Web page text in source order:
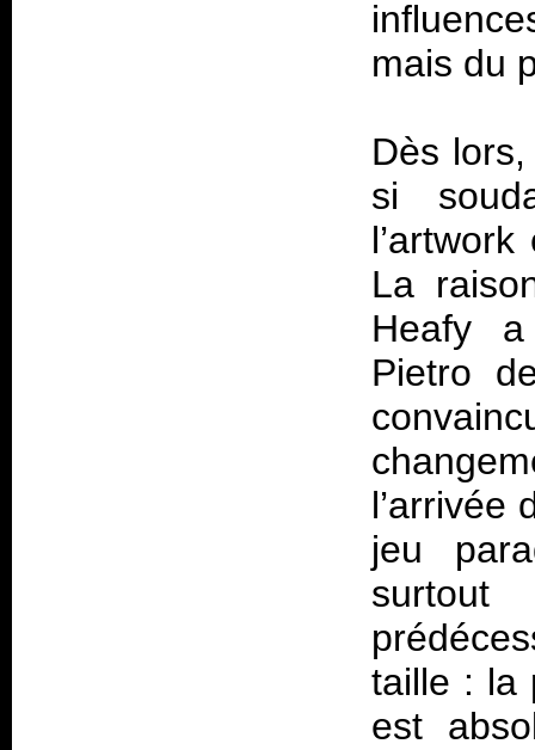
mais du
Dès
si
La
Heafy
Pietro
l’arrivée
jeu
taille : la
est